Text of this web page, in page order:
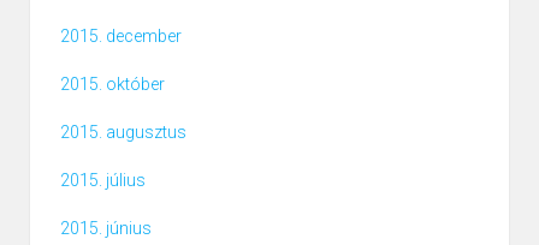
2015. december
2015. október
2015. augusztus
2015. július
2015. június